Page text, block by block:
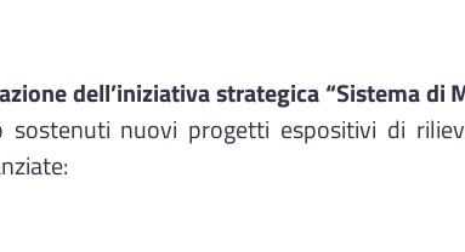
dell’iniziativa strategica “Sistema di
nuovi progetti espositivi di